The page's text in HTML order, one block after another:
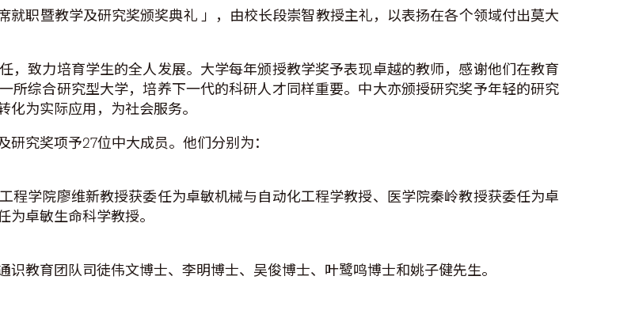
就职暨教学及研究奖颁奖典礼 」，由校长段崇智教授主礼，以表扬在各个领域付出莫大
，致力培育学生的全人发展。大学每年颁授教学奖予表现卓越的教师，感谢他们在教育
所综合研究型大学，培养下一代的科研人才同样重要。中大亦颁授研究奖予年轻的研究
为实际应用，为社会服务。
究奖项予27位中大成员。他们分别为：
程学院廖维新教授获委任为卓敏机械与自动化工程学教授、医学院秦岭教授获委任为卓
卓敏生命科学教授。
教育团队司徒伟文博士、李明博士、吴俊博士、叶鹭鸣博士和姚子健先生。